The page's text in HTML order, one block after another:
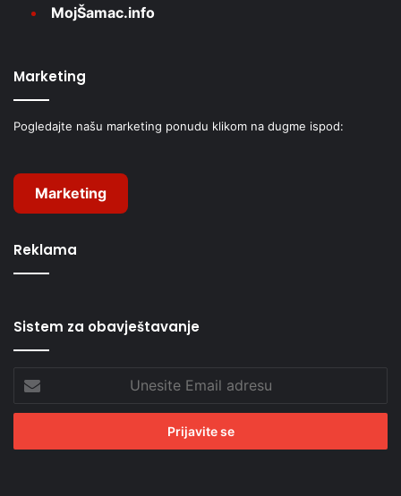
MojŠamac.info
Marketing
Pogledajte našu marketing ponudu klikom na dugme ispod:
Marketing
Reklama
Sistem za obavještavanje
Email
adresu